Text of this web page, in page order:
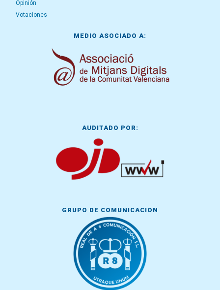
Opinión
Votaciones
MEDIO ASOCIADO A:
AUDITADO POR:
GRUPO DE COMUNICACIÓN